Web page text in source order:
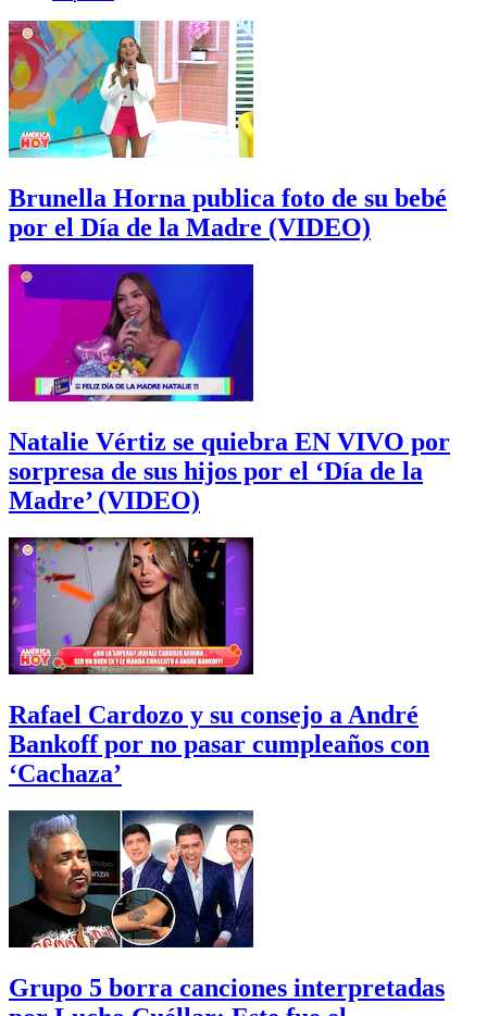
Brunella Horna publica foto de su bebé
por el Día de la Madre (VIDEO)
Natalie Vértiz se quiebra EN VIVO por
sorpresa de sus hijos por el ‘Día de la
Madre’ (VIDEO)
Rafael Cardozo y su consejo a André
Bankoff por no pasar cumpleaños con
‘Cachaza’
Grupo 5 borra canciones interpretadas